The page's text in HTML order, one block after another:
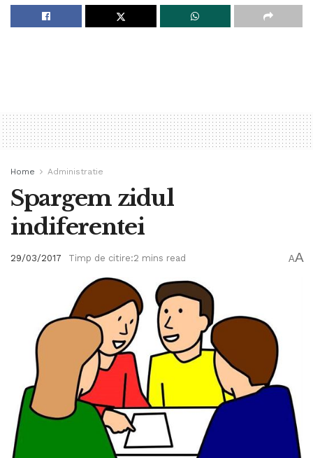
Home Administratie
Spargem zidul
indiferentei
29/03/2017 Timp de citire:2 mins read AA